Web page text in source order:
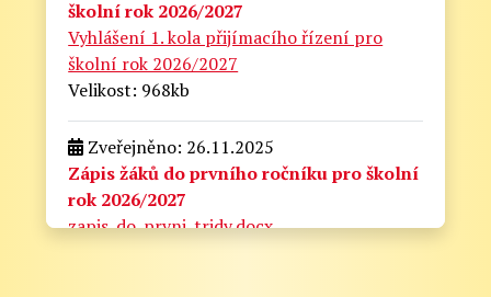
školní rok 2026/2027
Vyhlášení 1. kola přijímacího řízení pro
školní rok 2026/2027
Velikost: 968kb
Zveřejněno: 26.11.2025
Zápis žáků do prvního ročníku pro školní
rok 2026/2027
zapis_do_prvni_tridy.docx